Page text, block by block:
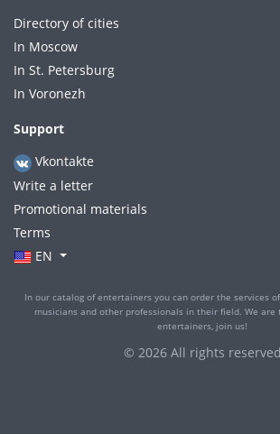
Directory of cities
In Moscow
In St. Petersburg
In Voronezh
Support
Vkontakte
Write a letter
Promotional materials
Terms
EN
In our catalog of entertainers you can order the services
musicians and other professionals in their field. We are
entertainers, join us!
© 2026 All rights reserved